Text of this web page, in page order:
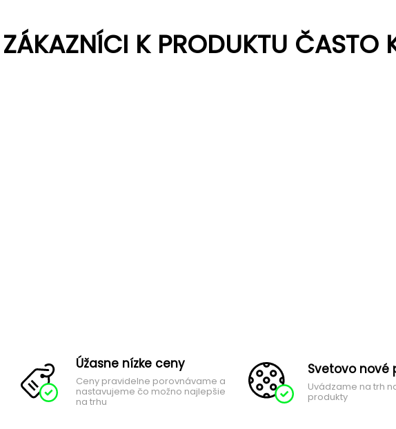
ZÁKAZNÍCI K PRODUKTU ČASTO
Úžasne nízke ceny
Ceny pravidelne porovnávame a
nastavujeme čo možno najlepšie
na trhu
Svetovo nové
Uvádzame na trh
produkty